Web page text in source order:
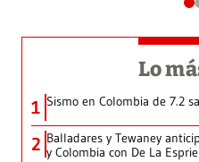
Lo
1 Sismo en Colombia de 7.2
2 Balladares y Tewaney
y Colombia con De La